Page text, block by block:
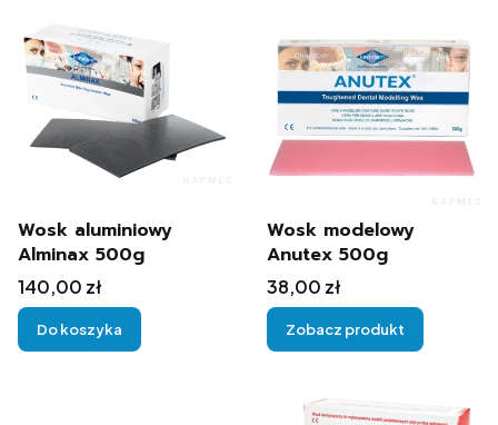
Wosk aluminiowy
Alminax 500g
Cena
140,00 zł
Do koszyka
Wosk modelowy
Anutex 500g
Cena
38,00 zł
Zobacz produkt